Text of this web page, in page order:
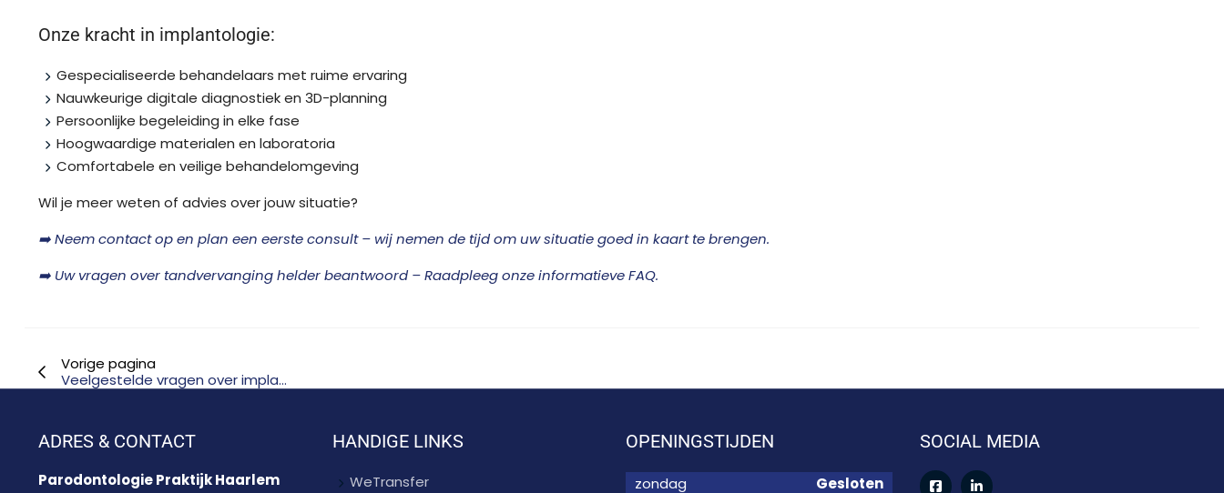
Onze kracht in implantologie:
Gespecialiseerde behandelaars met ruime ervaring
Nauwkeurige digitale diagnostiek en 3D-planning
Persoonlijke begeleiding in elke fase
Hoogwaardige materialen en laboratoria
Comfortabele en veilige behandelomgeving
Wil je meer weten of advies over jouw situatie?
➡️ Neem contact op en plan een eerste consult – wij nemen de tijd om uw situatie goed in kaart te brengen.
➡️ Uw vragen over tandvervanging helder beantwoord – Raadpleeg onze informatieve FAQ.
Vorige pagina
Veelgestelde vragen over implantaten
ADRES & CONTACT
Parodontologie Praktijk Haarlem
HANDIGE LINKS
WeTransfer
OPENINGSTIJDEN
zondag Gesloten
SOCIAL MEDIA